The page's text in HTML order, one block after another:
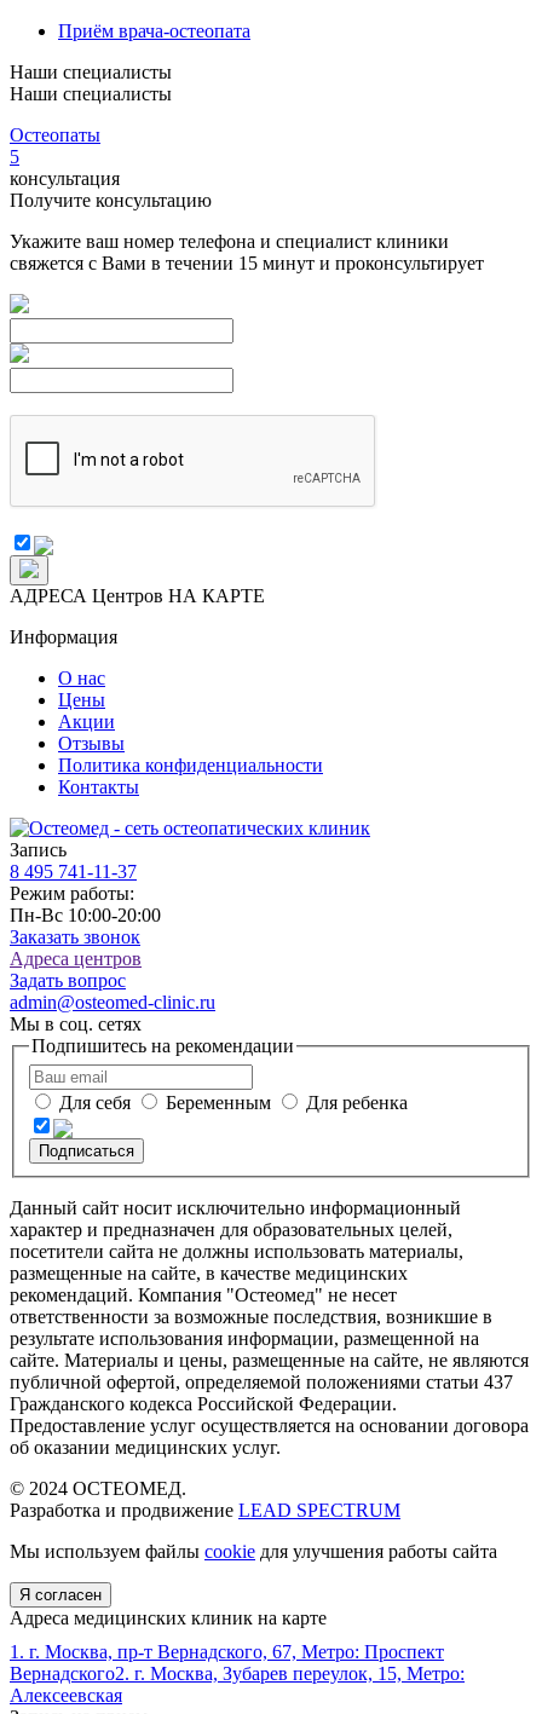
Приём врача-остеопата
Наши специалисты
Наши специалисты
Остеопаты
5
консультация
Получите консультацию
Укажите ваш номер телефона и специалист клиники
свяжется с Вами в течении 15 минут и проконсультирует
АДРЕСА Центров НА КАРТЕ
Информация
О нас
Цены
Акции
Отзывы
Политика конфиденциальности
Контакты
Запись
8 495 741-11-37
Режим работы:
Пн-Вс 10:00-20:00
Заказать звонок
Адреса центров
Задать вопрос
admin@osteomed-clinic.ru
Мы в соц. сетях
Подпишитесь на рекомендации
Для себя Беременным Для ребенка
Подписаться
Данный сайт носит исключительно информационный
характер и предназначен для образовательных целей,
посетители сайта не должны использовать материалы,
размещенные на сайте, в качестве медицинских
рекомендаций. Компания "Остеомед" не несет
ответственности за возможные последствия, возникшие в
результате использования информации, размещенной на
сайте. Материалы и цены, размещенные на сайте, не являются
публичной офертой, определяемой положениями статьи 437
Гражданского кодекса Российской Федерации.
Предоставление услуг осуществляется на основании договора
об оказании медицинских услуг.
© 2024 ОСТЕОМЕД.
Разработка и продвижение LEAD SPECTRUM
Мы используем файлы cookie для улучшения работы сайта
Я согласен
Адреса медицинских клиник на карте
1. г. Москва, пр-т Вернадского, 67, Метро: Проспект
Вернадского2. г. Москва, Зубарев переулок, 15, Метро:
Алексеевская